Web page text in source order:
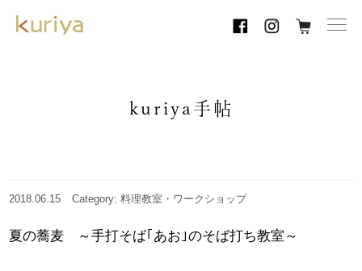
kuriya手帖
2018.06.15 Category: 料理教室・ワークショップ
夏の蕎麦 ～手打そば｢あお｣のそば打ち教室～